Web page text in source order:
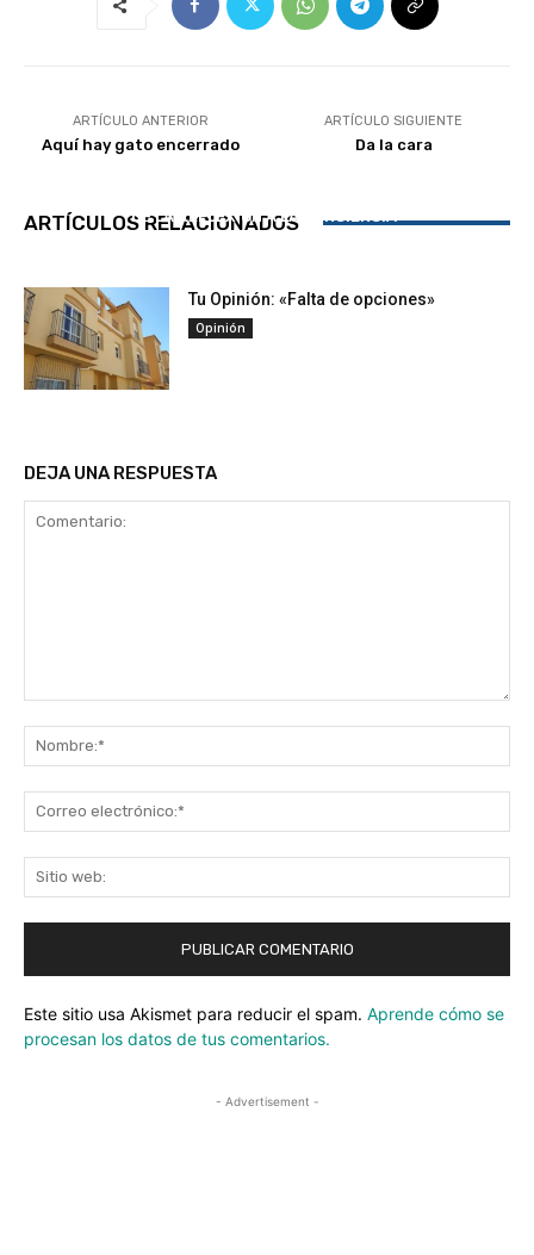
ARTÍCULO ANTERIOR
Aquí hay gato encerrado
ARTÍCULO SIGUIENTE
Da la cara
ARTÍCULOS RELACIONADOS
DE LA REFLEXIÓN A LA CONCIENCIA
Tu Opinión: «Falta de opciones»
Opinión
DEJA UNA RESPUESTA
Este sitio usa Akismet para reducir el spam. Aprende cómo se
procesan los datos de tus comentarios.
- Advertisement -